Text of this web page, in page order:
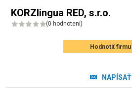
KORZlingua RED, s.r.o.
(0 hodnotení)
Hodnotiť firmu
NAPÍSAŤ